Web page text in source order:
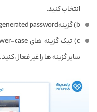
انتخاب کنید.
b) گزینهLength of generated password را بر روی مقدار 20 تنظیم کنید.
سایر گزینه ها را غیر فعال کنید.